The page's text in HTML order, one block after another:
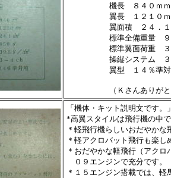
機長 ８４０ｍｍ
翼長 １２１０
翼面積 ２４．１
標準全備重量 ９
標準翼面荷重 ３
操縦システム ３
翼型 １４％準
（Ｋさんありが
「機体・キット説明文です。
*高翼スタイルは飛行機の中
＊軽飛行機らしいおだやかな
＊軽アクロバット飛行も楽し
＊おだやかな軽飛行（アク
０９エンジンで充分です。
＊１５エンジン搭載では、